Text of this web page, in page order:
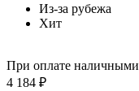
Из-за рубежа
Хит
При оплате наличными
4 184 ₽